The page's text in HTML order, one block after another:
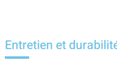
Entretien et